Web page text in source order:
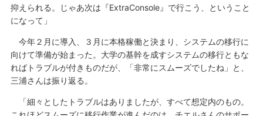
抑えられる。じゃあ次は『ExtraConsole』で行こう、ということ
になって」
今年２月に導入、３月に本格稼働と決まり、システムの移行に
向けて準備が始まった。大学の基幹を成すシステムの移行ともな
ればトラブルが付きものだが、「非常にスムーズでしたね」と、
三浦さんは振り返る。
「細々としたトラブルはありましたが、すべて想定内のもの。